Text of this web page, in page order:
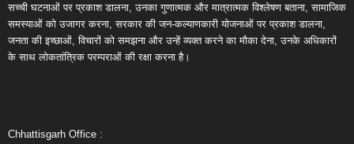
सच्ची घटनाओं पर प्रकाश डालना, उनका गुणात्मक और मात्रात्मक विश्लेषण बताना, सामाजिक
समस्याओं को उजागर करना, सरकार की जन-कल्याणकारी योजनाओं पर प्रकाश डालना,
जनता की इच्छाओं, विचारों को समझना और उन्हें व्यक्त करने का मौका देना, उनके अधिकारों
के साथ लोकतांत्रिक परम्पराओं की रक्षा करना है।
Chhattisgarh Office :